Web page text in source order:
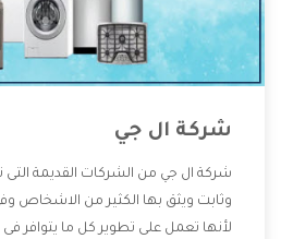
شركة ال جي
شركة ال جي من الشركات القديمة
وثابت ويثق بها الكثير من الاشخاص
لأنها تعمل على تطوير كل ما يتوافر